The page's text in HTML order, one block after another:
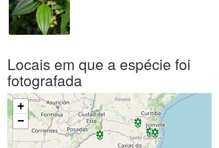
Locais em que a espécie foi
fotografada
+
−